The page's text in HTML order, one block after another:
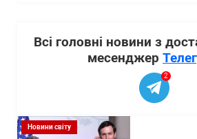
Всі головні новини з
месенджер
2
Новини світу